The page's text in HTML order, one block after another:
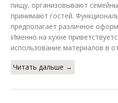
пищу, организовывают
принимают гостей.
предполагает различное
Именно на кухне
использование материалов в
Читать дальше →